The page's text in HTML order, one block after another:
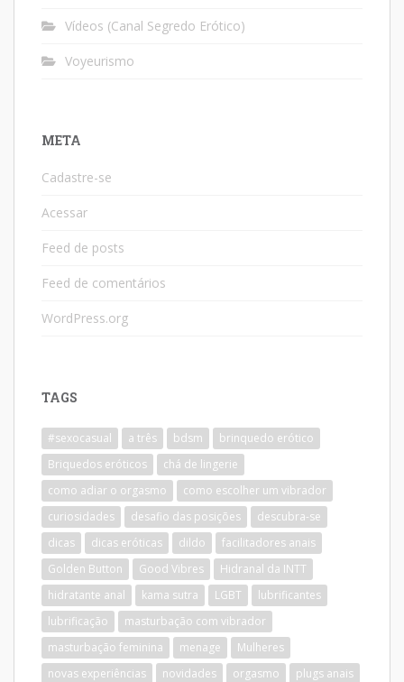
Vídeos (Canal Segredo Erótico)
Voyeurismo
META
Cadastre-se
Acessar
Feed de posts
Feed de comentários
WordPress.org
TAGS
#sexocasual a três bdsm
brinquedo erótico
Briquedos eróticos
chá de lingerie
como adiar o orgasmo
como escolher um vibrador
curiosidades
desafio das posições
descubra-se
dicas
dicas eróticas dildo
facilitadores anais
Golden Button
Good Vibres
Hidranal da INTT
hidratante anal
kama sutra LGBT
lubrificantes
lubrificação
masturbação com vibrador
masturbação feminina
menage
Mulheres
novas experiências
novidades orgasmo
plugs anais